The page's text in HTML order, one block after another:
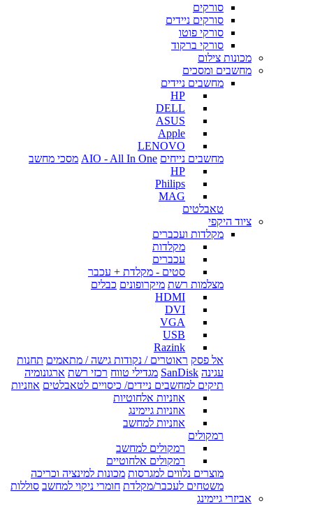
סורקים
סורקים ניידים
סורקי פוטו
סורקי ברקוד
מכונות צילום
מחשבים ומסכים
מחשבים ניידים
HP
DELL
ASUS
Apple
LENOVO
מחשבים נייחים AIO - All In One מסכי מחשב
HP
Philips
MAG
טאבלטים
ציוד היקפי
מקלדות ועכברים
מקלדות
עכברים
סטים - מקלדת + עכבר
מצלמות רשת מיקרופונים כבלים
HDMI
DVI
VGA
USB
Razink
אל פסק ראוטרים / נקודות גישה / מתאמים תחנות
עגינה SanDisk מגדילי טווח רכזי רשת ארגונומיה
תיקים למחשבים ניידים/ כיסויים לטאבלטים אוזניות
אוזניות אלחוטיות
אוזניות גיימינג
אוזניות למחשב
רמקולים
רמקולים למחשב
רמקולים אלחוטיים
מוצרים נלווים למגרסות מכונות למינציה וכריכה
משטחים לעכבר/מקלדת חומרי ניקוי למחשב סוללות
אביזרי גיימינג